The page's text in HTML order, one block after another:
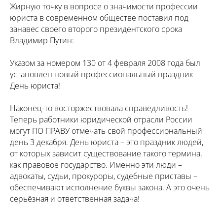
Жирную точку в вопросе о значимости профессии
юриста в современном обществе поставил под
занавес своего второго президентского срока
Владимир Путин:
Указом за номером 130 от 4 февраля 2008 года был
установлен новый профессиональный праздник –
День юриста!
Наконец-то восторжествовала справедливость!
Теперь работники юридической отрасли России
могут ПО ПРАВУ отмечать свой профессиональный
день 3 декабря. День юриста – это праздник людей,
от которых зависит существование такого термина,
как правовое государство. Именно эти люди –
адвокаты, судьи, прокуроры, судебные приставы –
обеспечивают исполнение буквы закона. А это очень
серьёзная и ответственная задача!